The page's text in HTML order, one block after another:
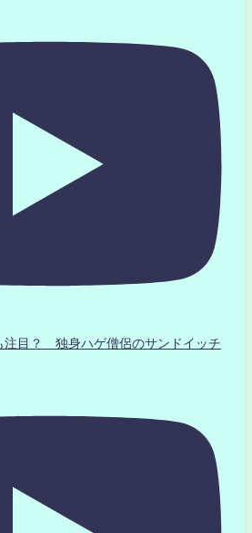
注目？ 独身ハゲ僧侶のサンドイッチ